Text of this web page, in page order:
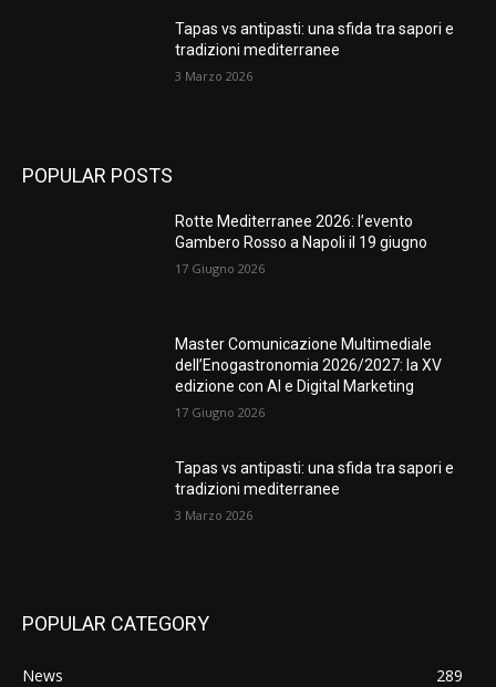
Tapas vs antipasti: una sfida tra sapori e
tradizioni mediterranee
3 Marzo 2026
POPULAR POSTS
Rotte Mediterranee 2026: l’evento
Gambero Rosso a Napoli il 19 giugno
17 Giugno 2026
Master Comunicazione Multimediale
dell’Enogastronomia 2026/2027: la XV
edizione con AI e Digital Marketing
17 Giugno 2026
Tapas vs antipasti: una sfida tra sapori e
tradizioni mediterranee
3 Marzo 2026
POPULAR CATEGORY
News
289